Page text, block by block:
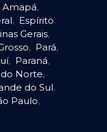
Amapá,
, Espírito
Gerais,
, Pará,
, Paraná,
do Norte,
do Sul,
Paulo,